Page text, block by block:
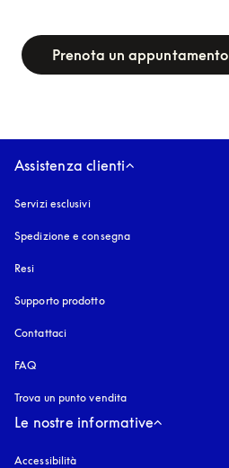
Prenota un appuntamento
Assistenza clienti
Servizi esclusivi
Spedizione e consegna
Resi
Supporto prodotto
Contattaci
FAQ
Trova un punto vendita
Le nostre informative
Accessibilità